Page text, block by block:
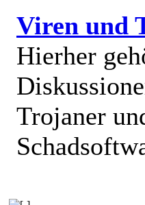
Viren und
Hierher
Trojaner